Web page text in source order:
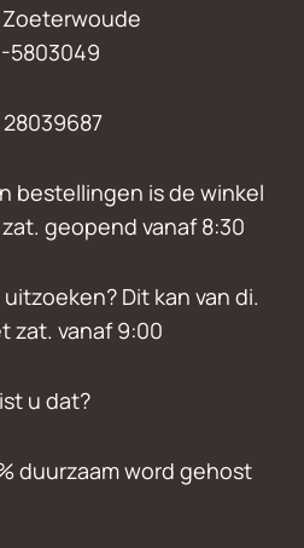
Zoeterwoude
5803049
28039687
bestellingen is de winkel
geopend vanaf 8:30
Dit kan van di.
zat. vanaf 9:00
u dat?
duurzaam word gehost